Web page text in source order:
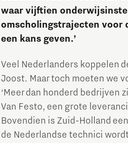
Micro and nano
waar vijftien
omscholingstrajecten voor
een kans geven.’
Veel Nederlanders koppelen
Joost. Maar toch moeten we
‘Meer dan honderd bedrijven
Van Festo, een grote
Bovendien is Zuid-Holland
de Nederlandse technici